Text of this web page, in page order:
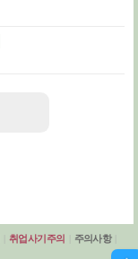
취업사기주의 주의사항